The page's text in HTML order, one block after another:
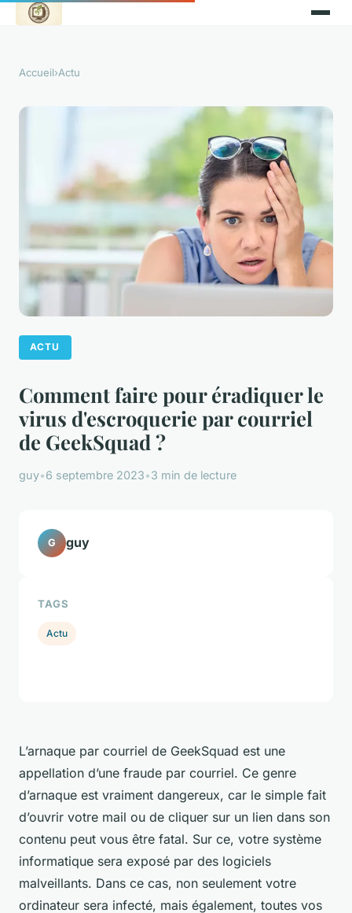
Accueil›Actu
ACTU
Comment faire pour éradiquer le
virus d'escroquerie par courriel
de GeekSquad ?
guy•6 septembre 2023•3 min de lecture
L’arnaque par courriel de GeekSquad est une
appellation d’une fraude par courriel. Ce genre
d’arnaque est vraiment dangereux, car le simple fait
d’ouvrir votre mail ou de cliquer sur un lien dans son
contenu peut vous être fatal. Sur ce, votre système
informatique sera exposé par des logiciels
malveillants. Dans ce cas, non seulement votre
ordinateur sera infecté, mais également, toutes vos
G guy
TAGS
Actu